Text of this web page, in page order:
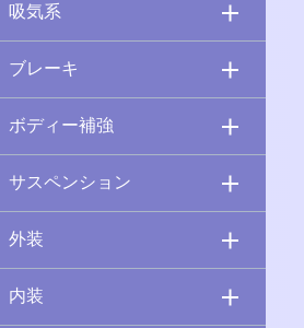
吸気系
ブレーキ
ボディー補強
サスペンション
外装
内装